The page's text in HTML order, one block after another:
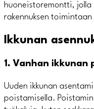
huoneistoremontti,
rakennuksen
Ikkunan
1. Vanhan ikkunan
Uuden ikkunan
poistamisella.